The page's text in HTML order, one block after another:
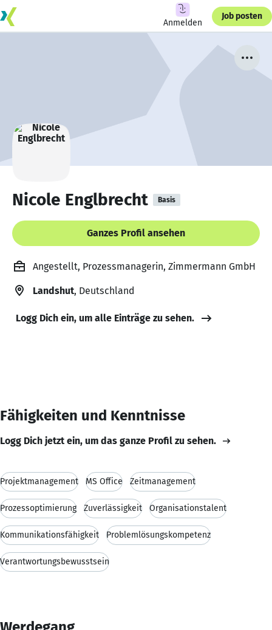
Anmelden
Job posten
Nicole Englbrecht Basis
Ganzes Profil ansehen
Angestellt, Prozessmanagerin, Zimmermann GmbH
Landshut, Deutschland
Logg Dich ein, um alle Einträge zu sehen.
Fähigkeiten und Kenntnisse
Logg Dich jetzt ein, um das ganze Profil zu sehen.
Projektmanagement MS Office Zeitmanagement
Prozessoptimierung Zuverlässigkeit Organisationstalent
Kommunikationsfähigkeit Problemlösungskompetenz
Verantwortungsbewusstsein